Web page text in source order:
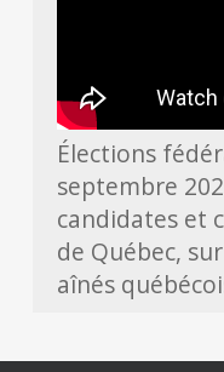
Élections
septembre
candidates et
de Québec,
aînés